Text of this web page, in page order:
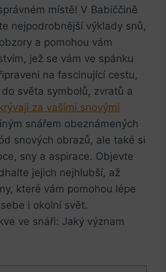
místě! V Babiččině
nejpodrobnější ​výklady snů,‍
a pomohou vám
jež se ⁤vám ve spánku
na fascinující ⁤cestu,
světa symbolů, ⁢zvratů a
za vašimi snovými
snářem‌ obeznámených
‌snových obrazů, ale také si
sny a aspirace. Objevte
jejich nejhlubší, až
které vám pomohou lépe
i okolní svět.